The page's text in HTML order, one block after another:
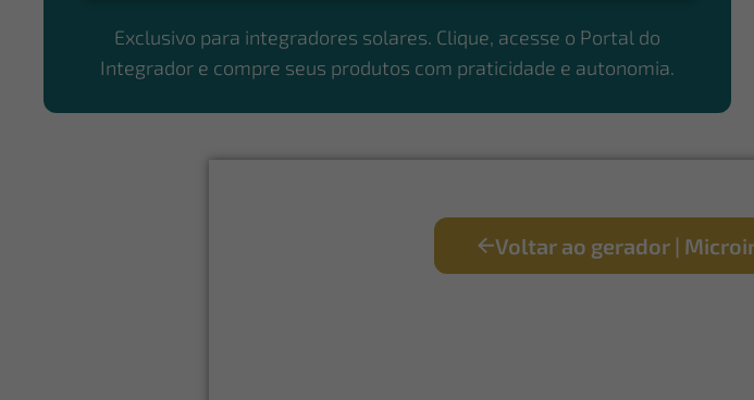
Exclusivo para integradores solares. Clique, acesse o Portal do
Integrador e compre seus produtos com praticidade e autonomia.
Voltar ao gerador |